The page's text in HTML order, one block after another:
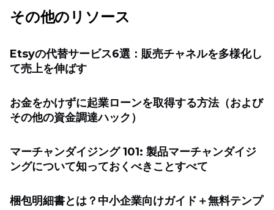
その他のリソース
Etsyの代替サービス6選：販売チャネルを多様化し
て売上を伸ばす
お金をかけずに起業ローンを取得する方法（および
その他の資金調達ハック）
マーチャンダイジング 101: 製品マーチャンダイジ
ングについて知っておくべきことすべて
梱包明細書とは？中小企業向けガイド＋無料テンプ